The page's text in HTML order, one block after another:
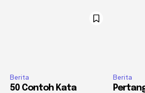
Berita
50 Contoh Kata
Berita